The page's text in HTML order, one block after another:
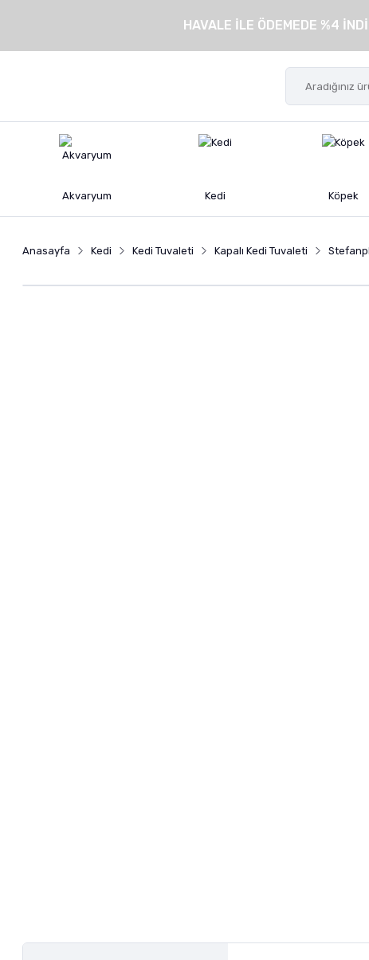
HAVALE İLE ÖDEMEDE %4
Akvaryum Kedi Köpek
Anasayfa Kedi Kedi Tuvaleti Kapalı Kedi Tuvaleti